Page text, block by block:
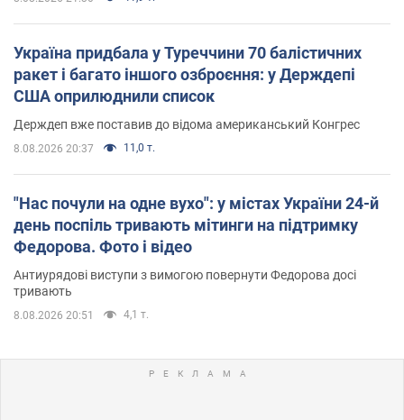
Україна придбала у Туреччини 70 балістичних
ракет і багато іншого озброєння: у Держдепі
США оприлюднили список
Держдеп вже поставив до відома американський Конгрес
8.08.2026 20:37 11,0 т.
"Нас почули на одне вухо": у містах України 24-й
день поспіль тривають мітинги на підтримку
Федорова. Фото і відео
Антиурядові виступи з вимогою повернути Федорова досі
тривають
8.08.2026 20:51 4,1 т.